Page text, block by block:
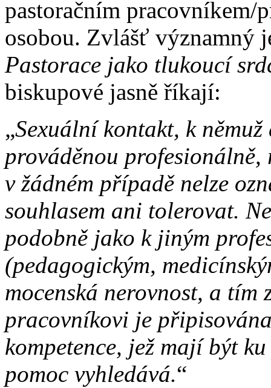
pastoračním pracovníkem/
osobou. Zvlášť významný
Pastorace jako tlukoucí
biskupové jasně říkají:
„Sexuální kontakt, k
prováděnou profesionálně,
v žádném případě nelze
souhlasem ani tolerovat.
podobně jako k jiným
(pedagogickým,
mocenská nerovnost, a
pracovníkovi je
kompetence, jež mají být
pomoc vyhledává.“